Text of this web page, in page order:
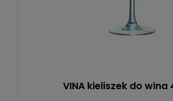
VINA kieliszek do wina